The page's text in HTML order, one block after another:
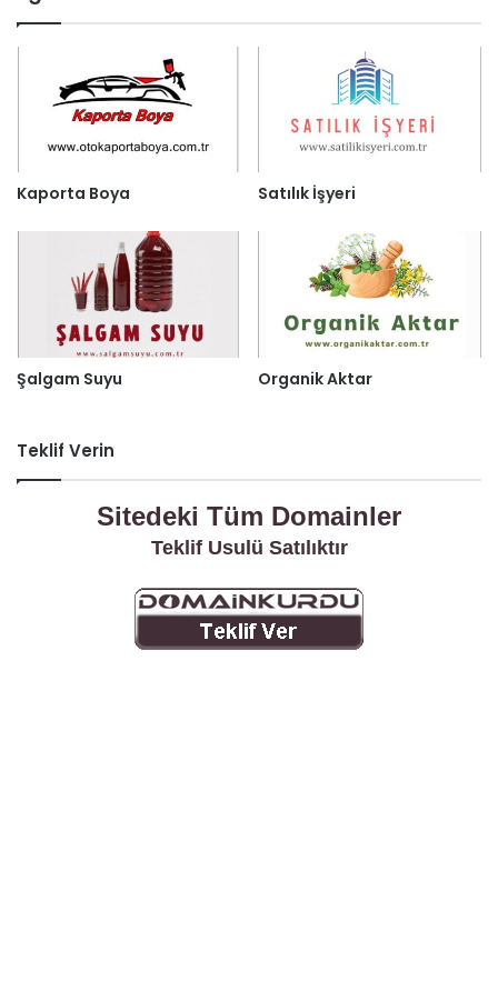
Kaporta Boya Satılık İşyeri
Şalgam Suyu Organik Aktar
Teklif Verin
Sitedeki Tüm Domainler
Teklif Usulü Satılıktır